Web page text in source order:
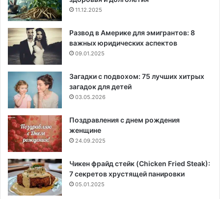
11.12.2025
Развод в Америке для эмигрантов: 8
важных юридических аспектов
09.01.2025
Загадки с подвохом: 75 лучших хитрых
загадок для детей
03.05.2026
Поздравления с днем рождения
женщине
24.09.2025
Чикен фрайд стейк (Chicken Fried Steak):
7 секретов хрустящей панировки
05.01.2025